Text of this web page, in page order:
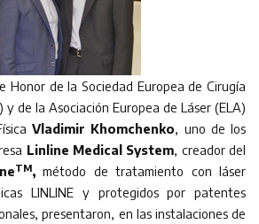
Honor de la Sociedad Europea de Cirugía
y de la Asociación Europea de Láser (ELA)
Vladimir Khomchenko, uno de los
Linline Medical System, creador del
TM,método de tratamiento con láser
LINLINE y protegidos por patentes
presentaron, en las instalaciones de